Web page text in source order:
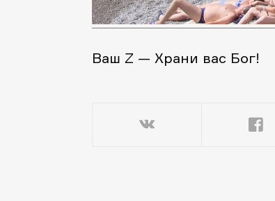
Ваш Z — Храни вас Бог!